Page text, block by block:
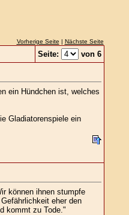
Vorherige Seite | Nächste Seite
Seite:
von 6
ein Hündchen ist, welches
Gladiatorenspiele ein
können ihnen stumpfe
eher den
kommt zu Tode."